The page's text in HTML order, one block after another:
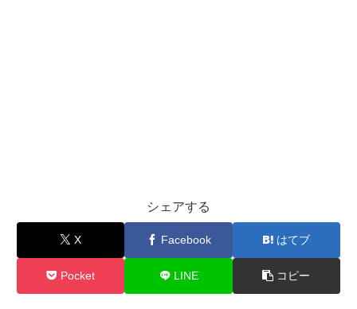
シェアする
X Facebook はてブ
Pocket LINE コピー